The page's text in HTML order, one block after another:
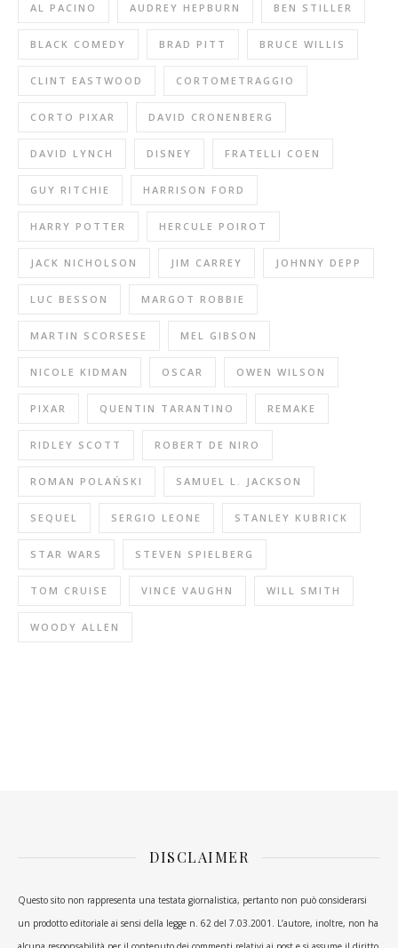
AL PACINO AUDREY HEPBURN BEN STILLER
BLACK COMEDY BRAD PITT BRUCE WILLIS
CLINT EASTWOOD CORTOMETRAGGIO
CORTO PIXAR DAVID CRONENBERG
DAVID LYNCH DISNEY FRATELLI COEN
GUY RITCHIE HARRISON FORD
HARRY POTTER HERCULE POIROT
JACK NICHOLSON JIM CARREY JOHNNY DEPP
LUC BESSON MARGOT ROBBIE
MARTIN SCORSESE MEL GIBSON
NICOLE KIDMAN OSCAR OWEN WILSON
PIXAR QUENTIN TARANTINO REMAKE
RIDLEY SCOTT ROBERT DE NIRO
ROMAN POLAŃSKI SAMUEL L. JACKSON
SEQUEL SERGIO LEONE STANLEY KUBRICK
STAR WARS STEVEN SPIELBERG
TOM CRUISE VINCE VAUGHN WILL SMITH
WOODY ALLEN
DISCLAIMER
Questo sito non rappresenta una testata giornalistica, pertanto non può considerarsi
un prodotto editoriale ai sensi della legge n. 62 del 7.03.2001. L’autore, inoltre, non ha